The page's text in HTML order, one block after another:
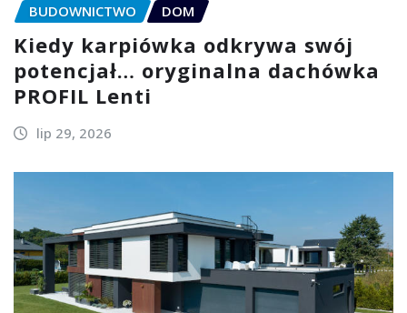
BUDOWNICTWO DOM
Kiedy karpiówka odkrywa swój
potencjał… oryginalna dachówka
PROFIL Lenti
lip 29, 2026